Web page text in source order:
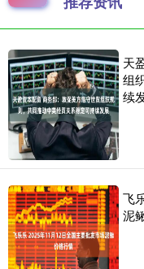
天
组
续
飞
泥